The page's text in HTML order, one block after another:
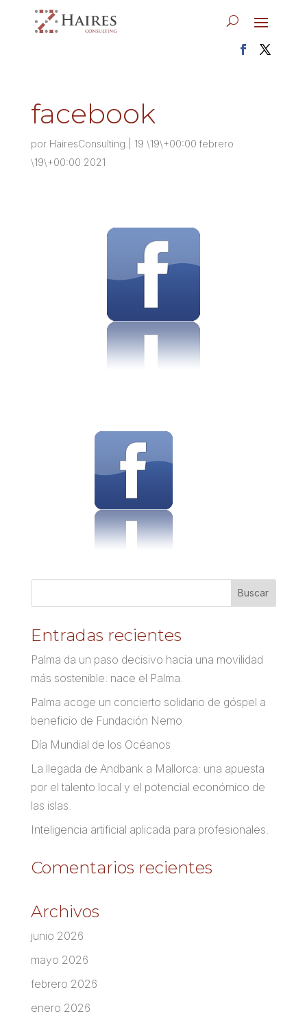
facebook
por HairesConsulting
19 \19\+00:00 febrero
\19\+00:00 2021
Entradas recientes
Palma da un paso decisivo hacia una movilidad
más sostenible: nace el Palma.
Palma acoge un concierto solidario de góspel a
beneficio de Fundación Nemo
Día Mundial de los Océanos
La llegada de Andbank a Mallorca: una apuesta
por el talento local y el potencial económico de
las islas.
Inteligencia artificial aplicada para profesionales.
Comentarios recientes
Archivos
junio 2026
mayo 2026
febrero 2026
enero 2026